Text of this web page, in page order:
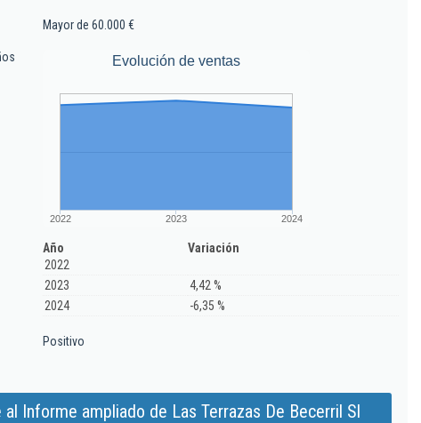
Mayor de 60.000 €
Evolución de ventas
2022 2023 2024
Año
Variación
2022
2023
4,42 %
2024
-6,35 %
Positivo
al Informe ampliado de Las Terrazas De Becerril Sl